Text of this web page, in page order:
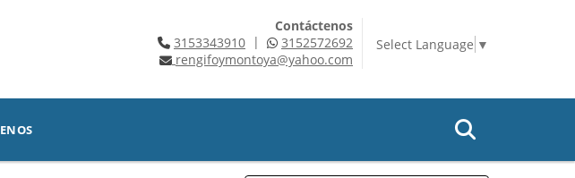
Contáctenos
3153343910|
3152572692
rengifoymontoya@yahoo.com
Select Language ▼